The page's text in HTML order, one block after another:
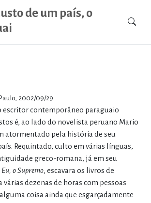
de um país, o
2002/09/29.
escritor contemporâneo paraguaio
é, ao lado do novelista peruano Mario
atormentado pela história de seu
Requintado, culto em várias línguas,
greco-romana, já em seu
Eu, o Supremo, escavara os livros de
dezenas de horas com pessoas
coisa ainda que esgarçadamente